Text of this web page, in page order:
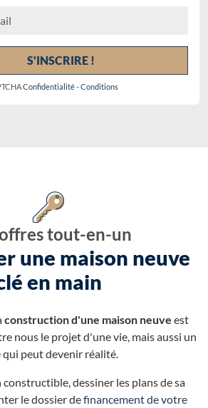
S'INSCRIRE !
Confidentialité-Conditions
tout-en-un
une maison neuve
en main
construction d'une maison neuve est
nous le projet d'une vie, mais aussi un
qui peut devenir réalité.
dessiner les plans de sa
le dossier definancement de votre